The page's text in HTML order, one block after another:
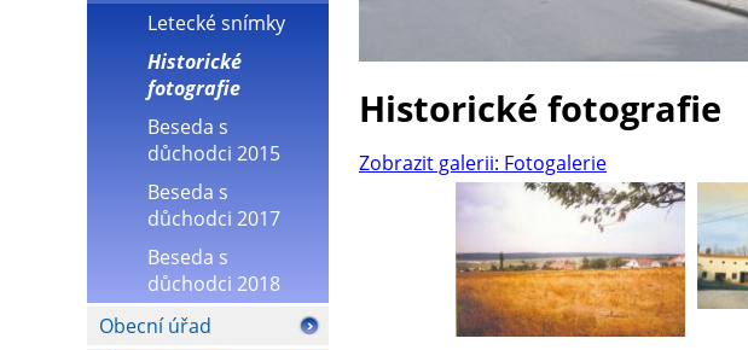
Letecké snímky
Historické
fotografie
Beseda s
důchodci 2015
Beseda s
důchodci 2017
Beseda s
důchodci 2018
Obecní úřad
Historické fotografie
Zobrazit galerii: Fotogalerie